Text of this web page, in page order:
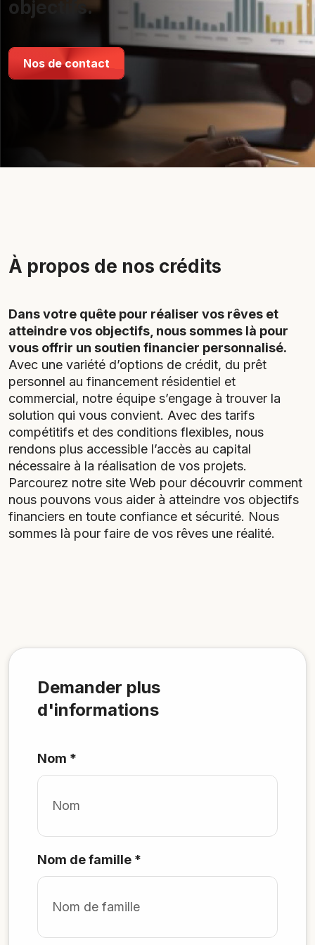
objectifs.
Nos de contact
À propos de nos crédits
Dans votre quête pour réaliser vos rêves et
atteindre vos objectifs, nous sommes là pour
vous offrir un soutien financier personnalisé.
Avec une variété d’options de crédit, du prêt
personnel au financement résidentiel et
commercial, notre équipe s’engage à trouver la
solution qui vous convient. Avec des tarifs
compétitifs et des conditions flexibles, nous
rendons plus accessible l’accès au capital
nécessaire à la réalisation de vos projets.
Parcourez notre site Web pour découvrir comment
nous pouvons vous aider à atteindre vos objectifs
financiers en toute confiance et sécurité. Nous
sommes là pour faire de vos rêves une réalité.
Demander plus
d'informations
Nom *
Nom de famille *